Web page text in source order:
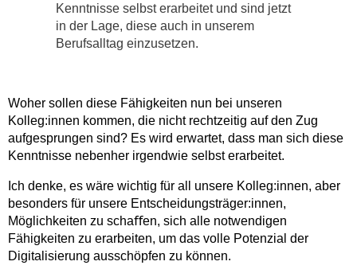
Kenntnisse selbst erarbeitet und sind jetzt
in der Lage, diese auch in unserem
Berufsalltag einzusetzen.
Woher sollen diese Fähigkeiten nun bei unseren
Kolleg:innen kommen, die nicht rechtzeitig auf den Zug
aufgesprungen sind? Es wird erwartet, dass man sich diese
Kenntnisse nebenher irgendwie selbst erarbeitet.
Ich denke, es wäre wichtig für all unsere Kolleg:innen, aber
besonders für unsere Entscheidungsträger:innen,
Möglichkeiten zu schaﬀen, sich alle notwendigen
Fähigkeiten zu erarbeiten, um das volle Potenzial der
Digitalisierung ausschöpfen zu können.